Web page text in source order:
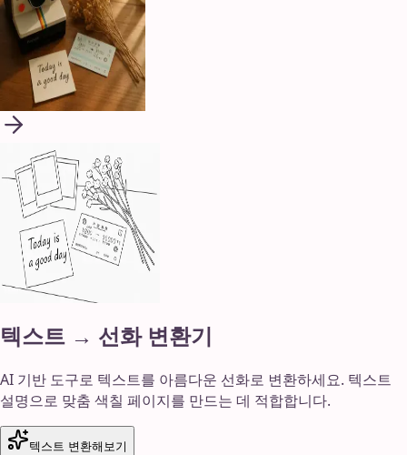
텍스트 → 선화 변환기
AI 기반 도구로 텍스트를 아름다운 선화로 변환하세요. 텍스트
설명으로 맞춤 색칠 페이지를 만드는 데 적합합니다.
텍스트 변환해보기